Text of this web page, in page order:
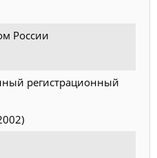
России
регистрационный